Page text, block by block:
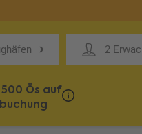
2
Ös auf